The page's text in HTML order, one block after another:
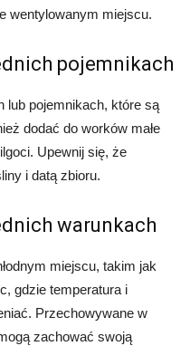
wentylowanym miejscu.
pojemnikach
lub pojemnikach, które są
dodać do worków małe
Upewnij się, że
i datą zbioru.
warunkach
miejscu, takim jak
gdzie temperatura i
Przechowywane w
zachować swoją